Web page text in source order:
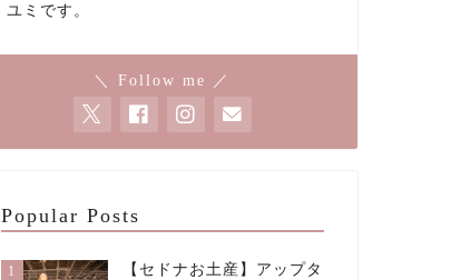
ユミです。
＼ Follow me ／
Popular Posts
1
【セドナお土産】アップタ